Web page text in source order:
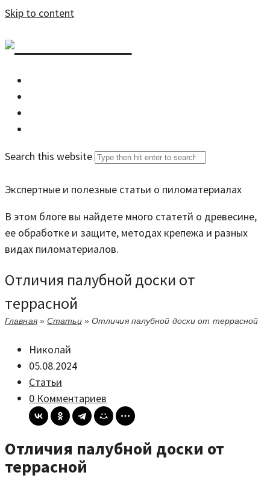
Skip to content
Search this website
Экспертные и полезные статьи о пиломатериалах
В этом блоге вы найдете много статетй о древесине,
ее обработке и защите, методах крепежа и разных
видах пиломатериалов.
Отличия палубной доски от
террасной
Главная»Статьи» Отличия палубной доски от террасной
Николай
05.08.2024
Статьи
0 Комментариев
Отличия палубной доски от
террасной